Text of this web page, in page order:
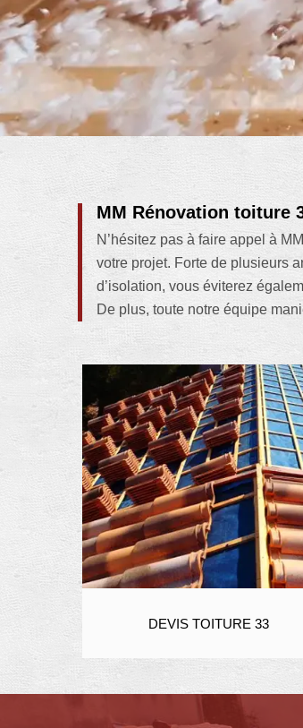
MM Rénovation toiture
N’hésitez pas à faire appel à
votre projet. Forte de plusieurs
d’isolation, vous éviterez
De plus, toute notre équipe
DEVIS TOITURE 33